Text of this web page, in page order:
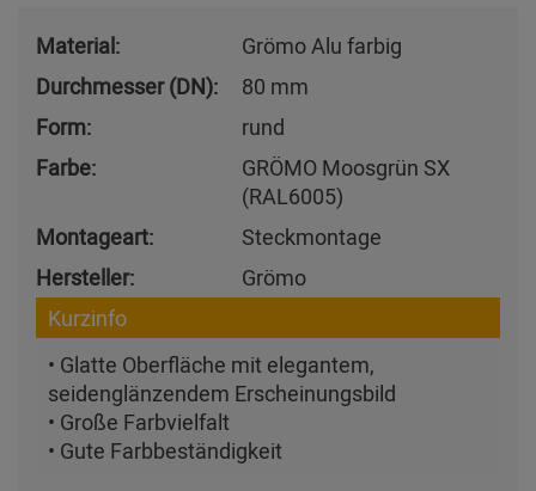
Material:
Grömo Alu farbig
Durchmesser (DN):
80 mm
Form:
rund
Farbe:
GRÖMO Moosgrün SX
(RAL6005)
Montageart:
Steckmontage
Hersteller:
Grömo
Kurzinfo
• Glatte Oberfläche mit elegantem,
seidenglänzendem Erscheinungsbild
• Große Farbvielfalt
• Gute Farbbeständigkeit